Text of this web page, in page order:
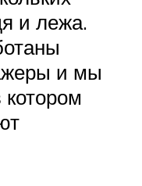
и лежа.
и мы